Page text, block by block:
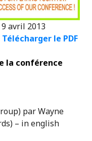
avril 2013
Téléchargerle PDF
la conférence
par Wayne
– in english